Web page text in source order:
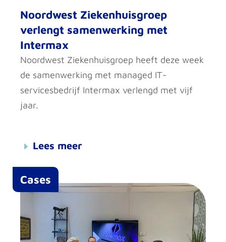
Noordwest Ziekenhuisgroep
verlengt samenwerking met
Intermax
Noordwest Ziekenhuisgroep heeft deze week
de samenwerking met managed IT-
servicesbedrijf Intermax verlengd met vijf
jaar.
Lees meer
Cases